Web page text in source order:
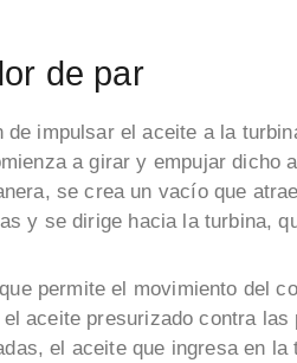
de par
de impulsar el aceite a la
a girar y empujar dicho
se crea un vacío que
y se dirige hacia la turbina,
permite el movimiento del
aceite presurizado contra las
el aceite que ingresa en la